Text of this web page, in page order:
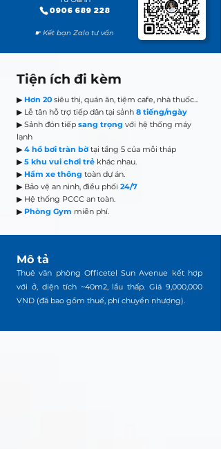
0906 689 228
☛ Kết bạn Zalo tư vấn
Tiện ích đi kèm
▶ Hơn 20 siêu thị, quán ăn, tiệm cafe, nhà thuốc...
▶ Lễ tân hỗ trợ tiếp dân tại sảnh 8 tiếng/ngày
▶ Sảnh đón tiếp sang trọng với hệ thống máy
lạnh
▶ 4 hồ bơi tràn bờ tại tầng 5 của mỗi tháp
▶ 5 khu vui chơi trẻ khác nhau.
▶ Hầm xe thông toàn dự án.
▶ Bảo vệ an ninh, điều phối 24/7
▶ Hệ thống PCCC an toàn.
▶ Phòng Gym miễn phí.
Mô tả
Thuê văn phòng Officetel Sun Avenue kết hợp
với ở, diện tích ~40m2, lầu thấp. Giá 9,000,000
VND (đã bao gồm thuế, phí chuyển nhượng).